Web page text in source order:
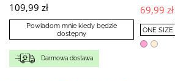
109,99 zł
Powiadom mnie kiedy będzie
dostępny
Darmowa dostawa
69,99 zł
ONE SIZE